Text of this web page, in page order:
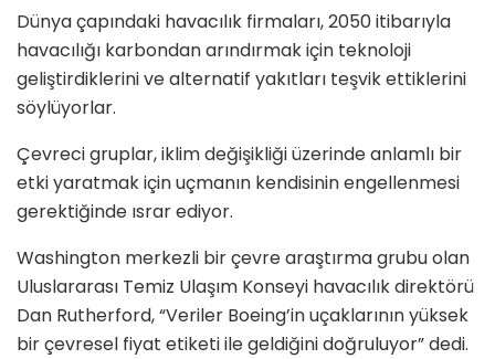
Dünya çapındaki havacılık firmaları, 2050 itibarıyla
havacılığı karbondan arındırmak için teknoloji
geliştirdiklerini ve alternatif yakıtları teşvik ettiklerini
söylüyorlar.
Çevreci gruplar, iklim değişikliği üzerinde anlamlı bir
etki yaratmak için uçmanın kendisinin engellenmesi
gerektiğinde ısrar ediyor.
Washington merkezli bir çevre araştırma grubu olan
Uluslararası Temiz Ulaşım Konseyi havacılık direktörü
Dan Rutherford, “Veriler Boeing’in uçaklarının yüksek
bir çevresel fiyat etiketi ile geldiğini doğruluyor” dedi.